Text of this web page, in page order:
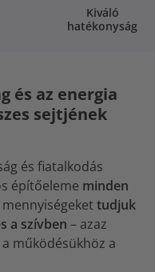
Kiváló
hatékonyság
és az energia
sejtjének
és fiatalkodás
építőeleme minden
tudjuk
a szívben – azaz
működésükhöz a